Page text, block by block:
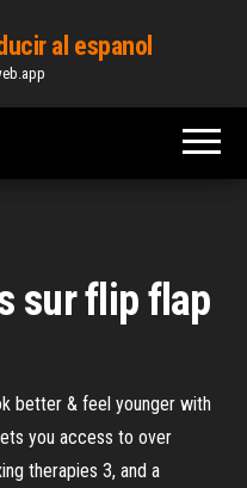
al espanol
sur flip flap
better & feel younger with
you access to over
therapies 3, and a